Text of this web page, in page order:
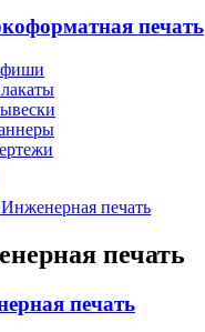
печать
Инженерная печать
печать
печать